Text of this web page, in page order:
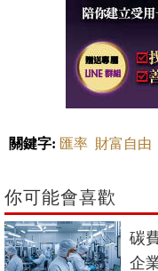
關鍵字: 匯率 財富自由
你可能會喜歡
碳
企